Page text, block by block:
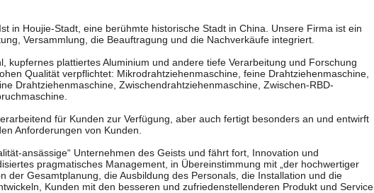
in Houjie-Stadt, eine berühmte historische Stadt in China. Unsere Firma ist ein
Versammlung, die Beauftragung und die Nachverkäufe integriert.
kupfernes plattiertes Aluminium und andere tiefe Verarbeitung und Forschung
Qualität verpflichtet: Mikrodrahtziehenmaschine, feine Drahtziehenmaschine,
Drahtziehenmaschine, Zwischendrahtziehenmaschine, Zwischen-RBD-
für Kunden zur Verfügung, aber auch fertigt besonders an und entwirft
Anforderungen von Kunden.
ansässige“ Unternehmen des Geists und fährt fort, Innovation und
pragmatisches Management, in Übereinstimmung mit „der hochwertiger
der Gesamtplanung, die Ausbildung des Personals, die Installation und die
Kunden mit den besseren und zufriedenstellenderen Produkt und Service